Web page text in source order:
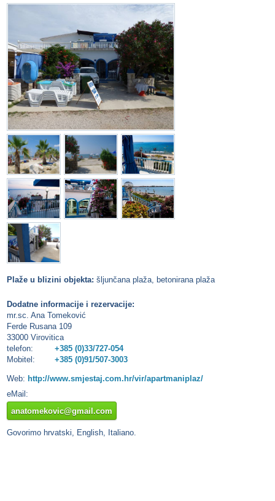
Plaže u blizini objekta: šljunčana plaža, betonirana plaža
Dodatne informacije i rezervacije:
mr.sc. Ana Tomeković
Ferde Rusana 109
33000 Virovitica
telefon:
+385 (0)33/727-054
Mobitel:
+385 (0)91/507-3003
Web: http://www.smjestaj.com.hr/vir/apartmaniplaz/
eMail:
anatomekovic@gmail.com
Govorimo hrvatski, English, Italiano.